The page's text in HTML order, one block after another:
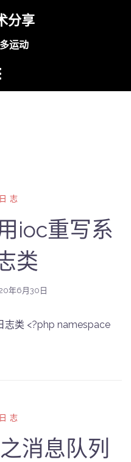
分享
运动
志
ioc重写系
类
年6月30日
志类 <?php namespace
志
消息队列